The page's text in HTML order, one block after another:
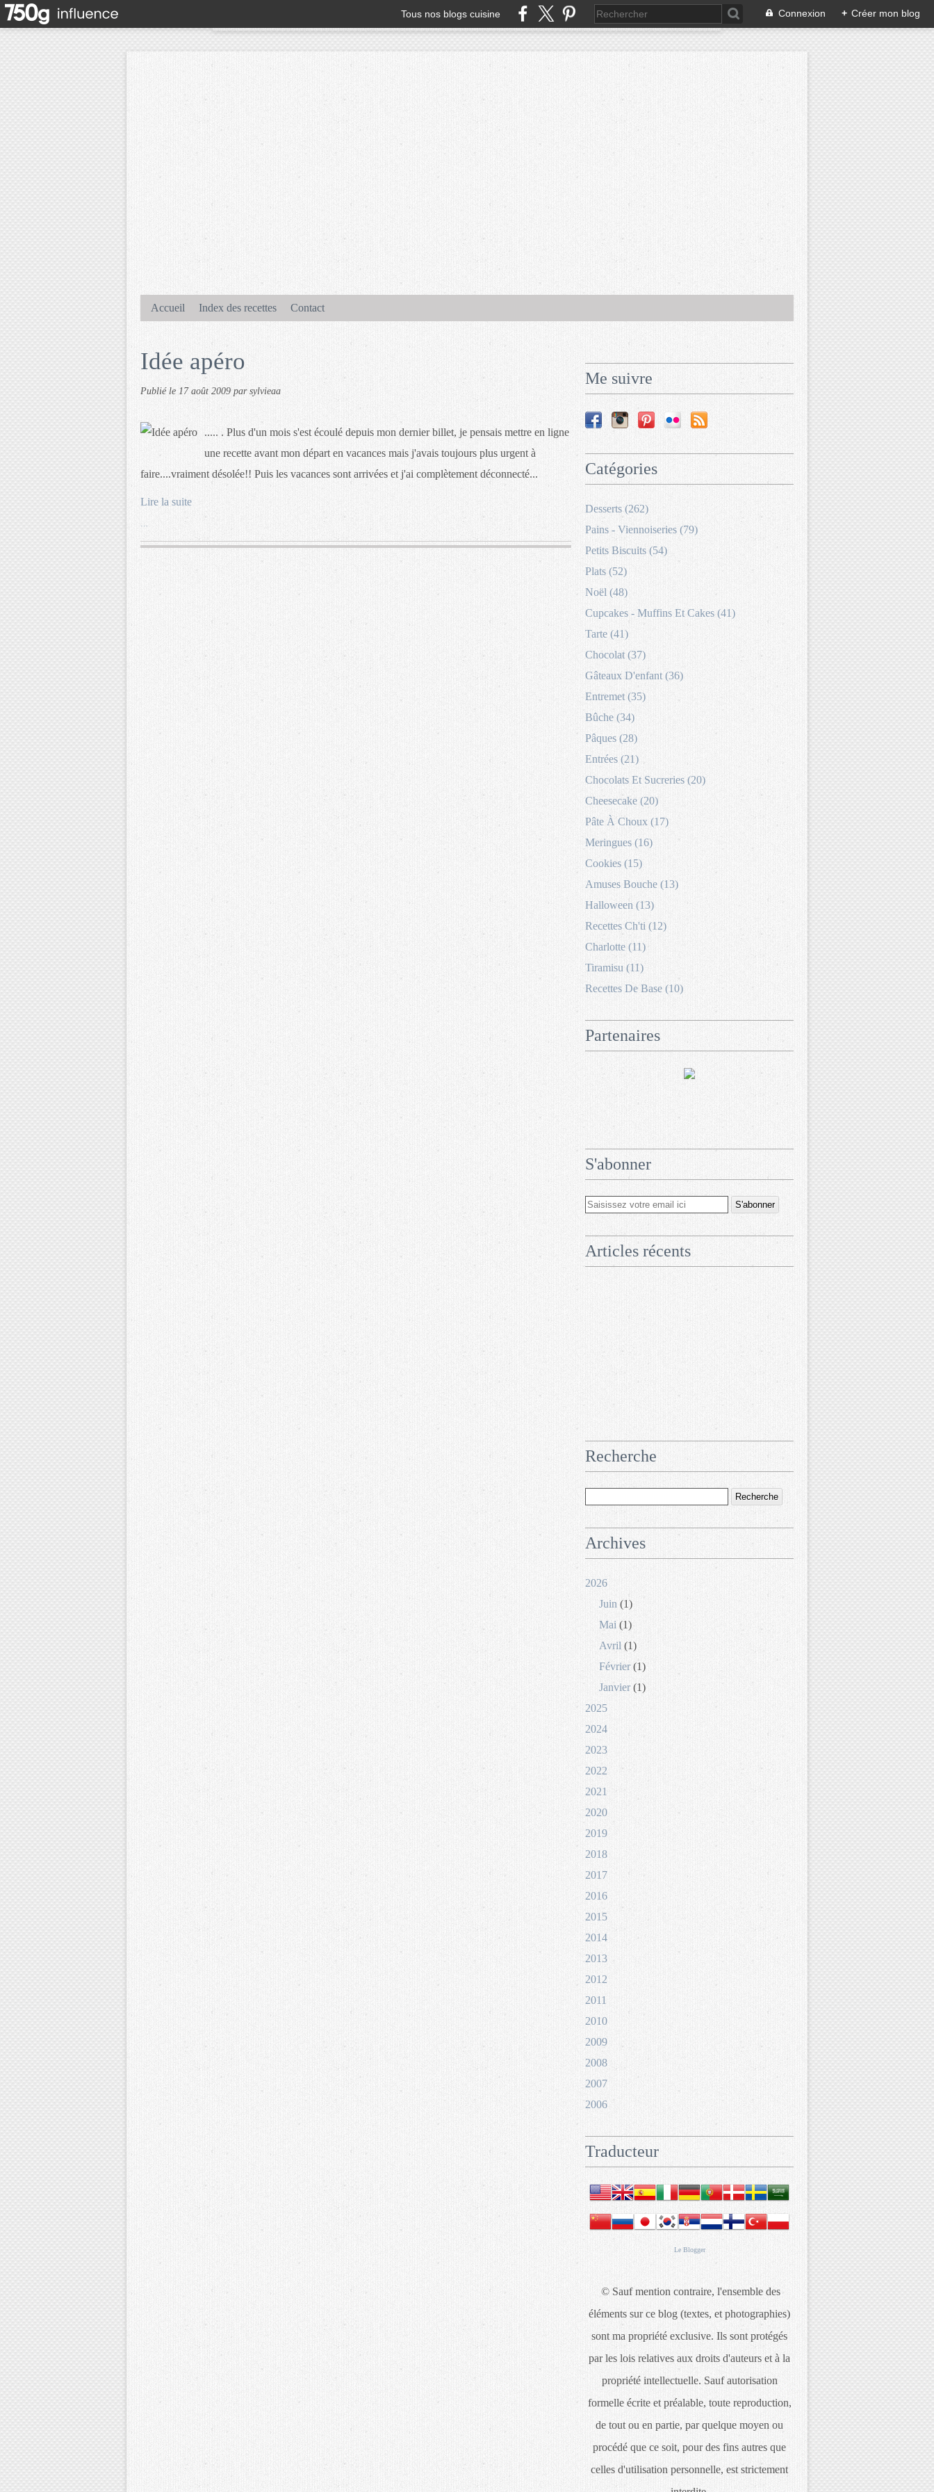
Tous nos blogs cuisine Connexion + Créer mon blog
Accueil Index des recettes Contact
Idée apéro
Publié le 17 août 2009 par sylvieaa
..... . Plus d'un mois s'est écoulé depuis mon dernier billet, je pensais mettre en ligne
une recette avant mon départ en vacances mais j'avais toujours plus urgent à
faire....vraiment désolée!! Puis les vacances sont arrivées et j'ai complètement déconnecté...
Lire la suite
Me suivre
Catégories
Desserts (262)
Pains - Viennoiseries (79)
Petits Biscuits (54)
Plats (52)
Noël (48)
Cupcakes - Muffins Et Cakes (41)
Tarte (41)
Chocolat (37)
Gâteaux D'enfant (36)
Entremet (35)
Bûche (34)
Pâques (28)
Entrées (21)
Chocolats Et Sucreries (20)
Cheesecake (20)
Pâte À Choux (17)
Meringues (16)
Cookies (15)
Amuses Bouche (13)
Halloween (13)
Recettes Ch'ti (12)
Charlotte (11)
Tiramisu (11)
Recettes De Base (10)
Partenaires
S'abonner
Articles récents
Recherche
Archives
2026
Juin (1)
Mai (1)
Avril (1)
Février(1)
Janvier (1)
2025
2024
2023
2022
2021
2020
2019
2018
2017
2016
2015
2014
2013
2012
2011
2010
2009
2008
2007
2006
Traducteur
Le Blogger
© Sauf mention contraire, l'ensemble des
éléments sur ce blog (textes, et photographies)
sont ma propriété exclusive. Ils sont protégés
par les lois relatives aux droits d'auteurs et à la
propriété intellectuelle. Sauf autorisation
formelle écrite et préalable, toute reproduction,
de tout ou en partie, par quelque moyen ou
procédé que ce soit, pour des fins autres que
celles d'utilisation personnelle, est strictement